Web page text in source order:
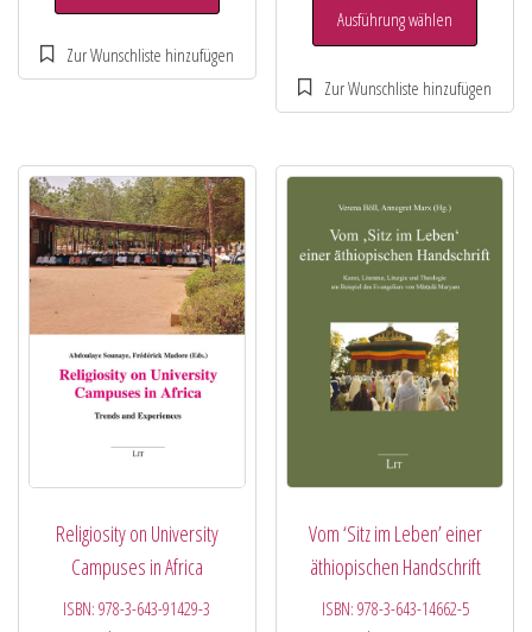
Ausführung wählen
Religiosity on University
Campuses in Africa
ISBN:978-3-643-91429-3
Vom ‘Sitz im Leben’ einer
äthiopischen Handschrift
ISBN: 978-3-643-14662-5